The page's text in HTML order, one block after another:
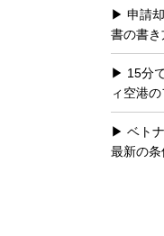
申請
書の書き
15分
ィ空港
ベト
最新の